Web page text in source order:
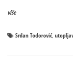
više
Srđan Todorović,